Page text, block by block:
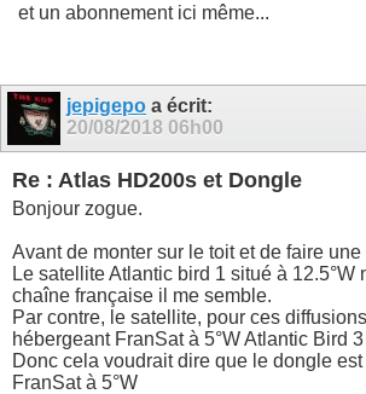
et un abonnement ici même...
jepigepo a écrit:
20/08/2018 06h00
Re : Atlas HD200s et Dongle
Bonjour zogue.
Avant de monter sur le toit et de faire une
Le satellite Atlantic bird 1 situé à 12.5°W
chaîne française il me semble.
Par contre, le satellite, pour ces
hébergeant FranSat à 5°W Atlantic Bird 3
Donc cela voudrait dire que le dongle
FranSat à 5°W